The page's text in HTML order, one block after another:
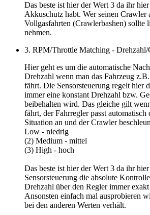
Das beste ist hier derWert 3 da ihr
Akkuschutz habt. Wer seinen Crawler
Vollgasfahrten (Crawlerbashen) sollte
nehmen.
3. RPM/Throttle Matching - Drehzahl/
Hier geht es um die automatische
Drehzahl wenn man das Fahrzeug
fährt. Die Sensorsteuerung regelt hier
immer eine konstant Drehzahl bzw.
beibehalten wird. Das gleiche gilt
fährt, der Fahrregler passt
Situation an und der Crawler
Low - niedrig
(2) Medium - mittel
(3) High - hoch
Das beste ist hier derWert 3 da ihr
Sensorsteuerung die absolute
Drehzahl über den Regler immer
Ansonsten einfach mal ausprobieren
bei den anderen Werten verhält.